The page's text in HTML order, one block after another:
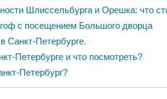
Шлиссельбурга и Орешка: что
с посещением Большого дворца
Санкт-Петербурге.
Петербурге и что посмотреть?
Петербург?